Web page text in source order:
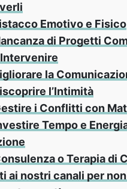
Emotivo e Fisico
di Progetti
la
l’Intimità
i Conflitti con
Tempo e
o Terapia di
ai nostri canali per